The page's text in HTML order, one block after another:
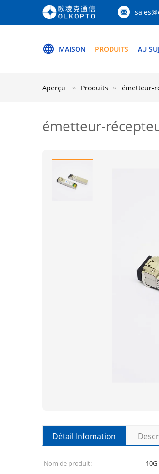
MAISON PRODUITS AU
Aperçu Produits émetteur-
émetteur-
Détail Infomation
Nom de produit: